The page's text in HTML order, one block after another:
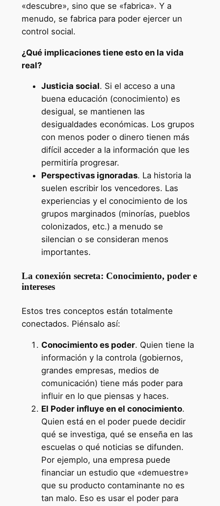
«descubre», sino que se «fabrica». Y a
menudo, se fabrica para poder ejercer un
control social.
¿Qué implicaciones tiene esto en la vida
real?
Justicia social. Si el acceso a una
buena educación (conocimiento) es
desigual, se mantienen las
desigualdades económicas. Los grupos
con menos poder o dinero tienen más
difícil acceder a la información que les
permitiría progresar.
Perspectivas ignoradas. La historia la
suelen escribir los vencedores. Las
experiencias y el conocimiento de los
grupos marginados (minorías, pueblos
colonizados, etc.) a menudo se
silencian o se consideran menos
importantes.
La conexión secreta: Conocimiento, poder e
intereses
Estos tres conceptos están totalmente
conectados. Piénsalo así:
Conocimiento es poder. Quien tiene la
información y la controla (gobiernos,
grandes empresas, medios de
comunicación) tiene más poder para
influir en lo que piensas y haces.
El Poder influye en el conocimiento.
Quien está en el poder puede decidir
qué se investiga, qué se enseña en las
escuelas o qué noticias se difunden.
Por ejemplo, una empresa puede
financiar un estudio que «demuestre»
que su producto contaminante no es
tan malo. Eso es usar el poder para